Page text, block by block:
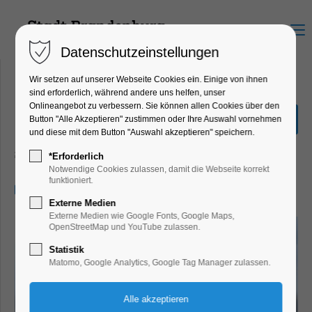
Menu
Große Seenrundfahrt (mit
Kanincheninsel)
Schiffrundfahrt
Datenschutzeinstellungen
Wir setzen auf unserer Webseite Cookies ein. Einige von ihnen
sind erforderlich, während andere uns helfen, unser
Onlineangebot zu verbessern. Sie können allen Cookies über den
Button "Alle Akzeptieren" zustimmen oder Ihre Auswahl vornehmen
und diese mit dem Button "Auswahl akzeptieren" speichern.
*Erforderlich
Notwendige Cookies zulassen, damit die Webseite korrekt
funktioniert.
Externe Medien
Externe Medien wie Google Fonts, Google Maps,
OpenStreetMap und YouTube zulassen.
Statistik
Matomo, Google Analytics, Google Tag Manager zulassen.